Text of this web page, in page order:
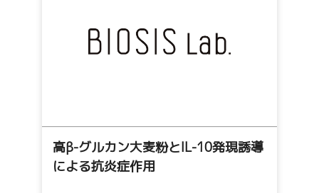
高β-グルカン大麦粉とIL-10発現誘導
による抗炎症作用